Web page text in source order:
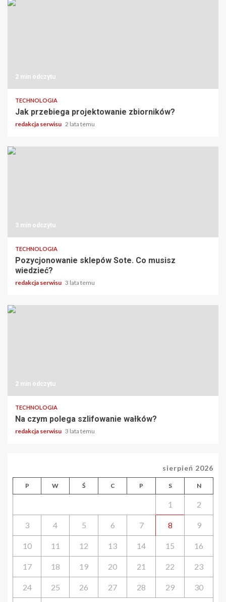
2 min odczytu
TECHNOLOGIA
Jak przebiega projektowanie zbiorników?
redakcja serwisu 2 lata temu
3 min odczytu
TECHNOLOGIA
Pozycjonowanie sklepów Sote. Co musisz
wiedzieć?
redakcja serwisu 3 lata temu
2 min odczytu
TECHNOLOGIA
Na czym polega szlifowanie wałków?
redakcja serwisu 3 lata temu
sierpień 2026
P W Ś C P S N
1 2
3 4 5 6 7 8 9
10 11 12 13 14 15 16
17 18 19 20 21 22 23
24 25 26 27 28 29 30